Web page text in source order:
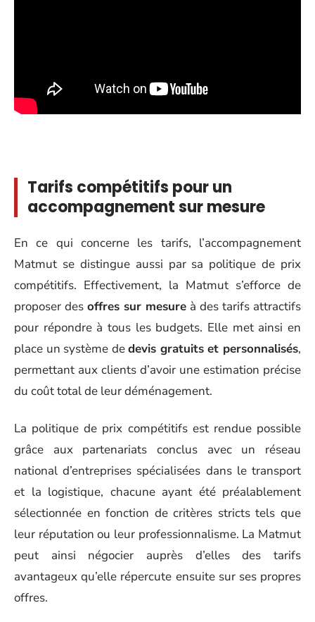
Tarifs compétitifs pour un
accompagnement sur mesure
En ce qui concerne les tarifs, l’accompagnement
Matmut se distingue aussi par sa politique de prix
compétitifs. Effectivement, la Matmut s’efforce de
proposer des offres sur mesure à des tarifs attractifs
pour répondre à tous les budgets. Elle met ainsi en
place un système dedevis gratuits et personnalisés,
permettant aux clients d’avoir une estimation précise
du coût total de leur déménagement.
La politique de prix compétitifs est rendue possible
grâce aux partenariats conclus avec un réseau
national d’entreprises spécialisées dans le transport
et la logistique, chacune ayant été préalablement
sélectionnée en fonction de critères stricts tels que
leur réputation ou leur professionnalisme. La Matmut
peut ainsi négocier auprès d’elles des tarifs
avantageux qu’elle répercute ensuite sur ses propres
offres.